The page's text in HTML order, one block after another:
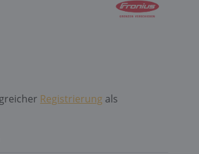
Registrierung als